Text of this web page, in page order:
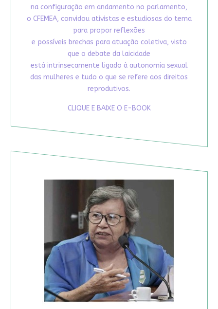
na configuração em andamento no parlamento,
o CFEMEA, convidou ativistas e estudiosas do tema
para propor reflexões
e possíveis brechas para atuação coletiva, visto
que o debate da laicidade
está intrinsecamente ligado à autonomia sexual
das mulheres e tudo o que se refere aos direitos
reprodutivos.
CLIQUE E BAIXE O E-BOOK